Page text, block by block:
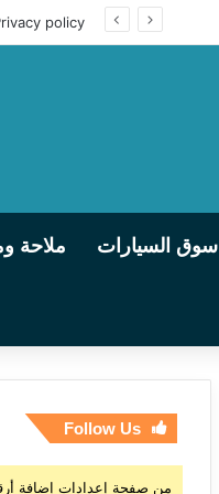
policy
سوق السيارات ملاحة
Follow Us
من صفحة إعدادات إضافة